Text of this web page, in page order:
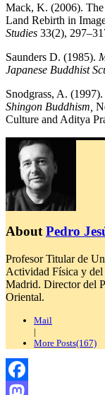
Mack, K. (2006).
Land Rebirth in
Studies 33(2),
Saunders D. (1985).
Japanese Buddhist
Snodgrass, A. (1997).
Shingon Buddhism,
Culture and Aditya
AboutPedro
Profesor Titular de
Actividad Física y
Madrid. Director del
Oriental.
Mail
|
More Posts(167)
Facebook